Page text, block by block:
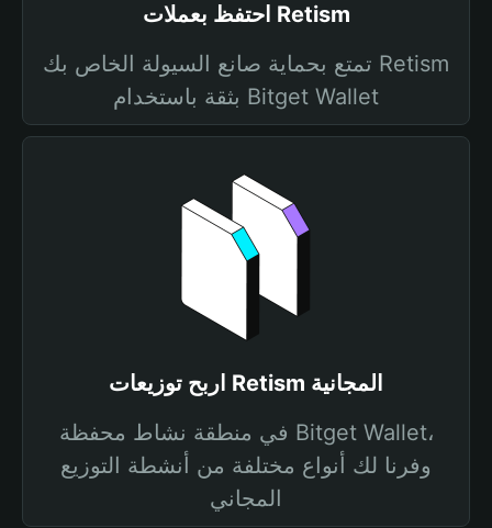
احتفظ بعملات Retism
تمتع بحماية صانع السيولة الخاص بك Retism
بثقة باستخدام Bitget Wallet
اربح توزيعات Retism المجانية
في منطقة نشاط محفظة Bitget Wallet،
وفرنا لك أنواع مختلفة من أنشطة التوزيع
المجاني